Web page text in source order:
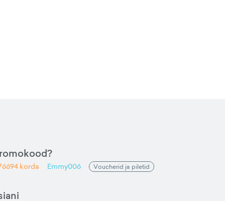
korda Emmy006 Voucherid ja piletid